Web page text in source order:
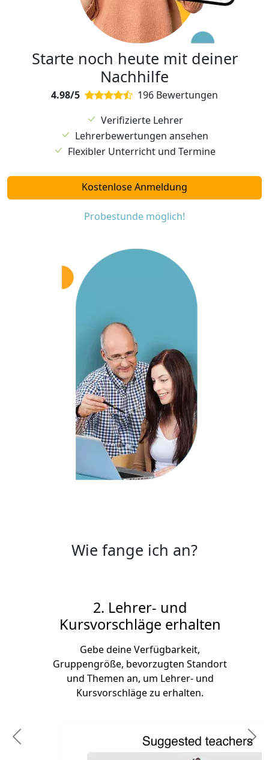
Starte noch heute mit deiner
Nachhilfe
4.98/5
196 Bewertungen
Verifizierte Lehrer
Lehrerbewertungen ansehen
Flexibler Unterricht und Termine
Kostenlose Anmeldung
Probestunde möglich!
Wie fange ich an?
2. Lehrer- und
Kursvorschläge erhalten
Gebe deine Verfügbarkeit,
Gruppengröße, bevorzugten Standort
und Themen an, um Lehrer- und
Kursvorschläge zu erhalten.
Previous